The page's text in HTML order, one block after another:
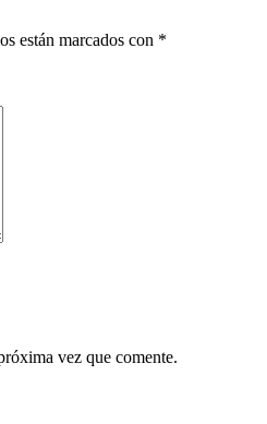
están marcados con *
vez que comente.